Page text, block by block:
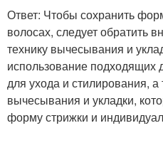
Ответ: Чтобы сохранить
волосах, следует обратить
технику вычесывания и
использование подходящих
для ухода и стилирования,
вычесывания и укладки,
форму стрижки и